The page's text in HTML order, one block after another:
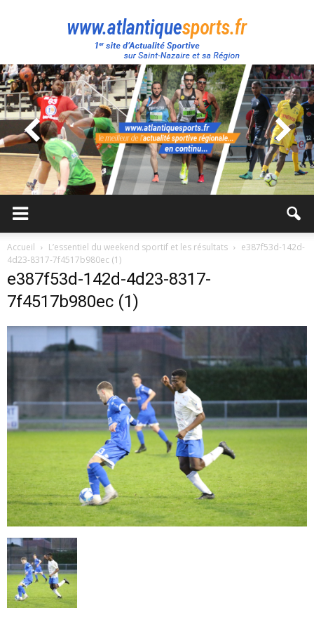
Atlantique
Sport
Accueil L’essentiel du weekend sportif et les résultats
e387f53d-142d-
4d23-8317-7f4517b980ec (1)
e387f53d-142d-4d23-8317-
7f4517b980ec (1)